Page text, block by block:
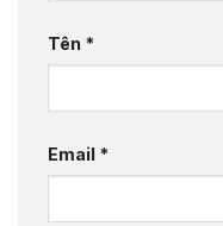
Tên *
Email *